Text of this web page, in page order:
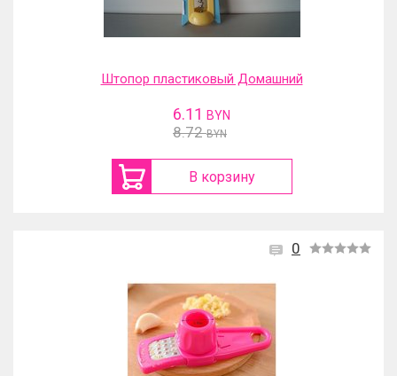
Штопор пластиковый Домашний
6.11 BYN
8.72 BYN
В корзину
0